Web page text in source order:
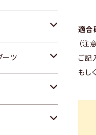
適合
（注
ご記
もし
ーツ